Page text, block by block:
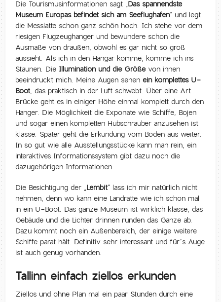
Die Tourismusinformationen sagt „Das spannendste
Museum Europas befindet sich am Seeflughafen“ und legt
die Messlatte schon ganz schön hoch. Ich stehe vor dem
riesigen Flugzeughanger und bewundere schon die
Ausmaße von draußen, obwohl es gar nicht so groß
aussieht. Als ich in den Hangar komme, komme ich ins
Staunen. Die Illumination und die Größevon innen
beeindruckt mich. Meine Augen sehenein komplettes U-
Boot, das praktisch in der Luft schwebt. Über eine Art
Brücke geht es in einiger Höhe einmal komplett durch den
Hanger. Die Möglichkeit die Exponate wie Schiffe, Bojen
und sogar einen kompletten Hubschrauber anzusehen ist
klasse. Später geht die Erkundung vom Boden aus weiter.
In so gut wie alle Ausstellungsstücke kann man rein, ein
interaktives Informationssystem gibt dazu noch die
dazugehörigen Informationen.
Die Besichtigung der „Lembit“ lass ich mir natürlich nicht
nehmen, denn wo kann eine Landratte wie ich schon mal
in ein U-Boot. Das ganze Museum ist wirklich klasse, das
Gebäude und die Lichter drinnen runden das Ganze ab.
Dazu kommt noch ein Außenbereich, der einige weitere
Schiffe parat hält. Definitiv sehr interessant und für´s Auge
ist auch genug vorhanden.
Tallinn einfach ziellos erkunden
Ziellos und ohne Plan mal ein paar Stunden durch eine